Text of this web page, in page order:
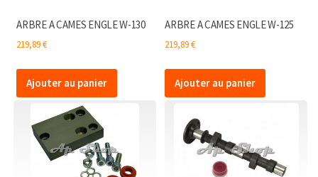
ARBRE A CAMES ENGLE W-130
219,89€
Ajouter au panier
ARBRE A CAMES ENGLE W-125
219,89€
Ajouter au panier